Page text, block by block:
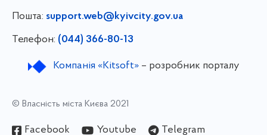
Пошта: support.web@kyivcity.gov.ua
Телефон: (044) 366-80-13
Компанія «Kitsoft»– розробник порталу
© Власність міста Києва 2021
Facebook Youtube Telegram